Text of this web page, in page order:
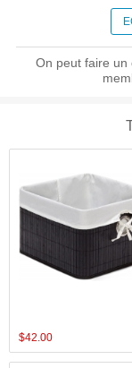
On peut faire un
$42.00